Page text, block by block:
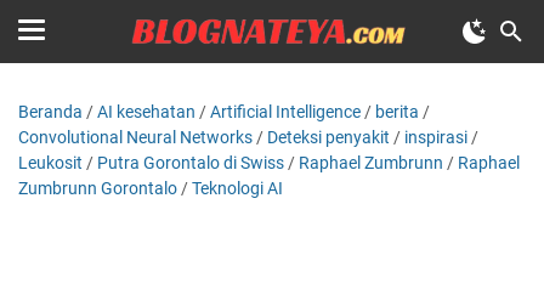
Beranda /AI kesehatan /Artificial Intelligence / berita /
Convolutional Neural Networks / Deteksi penyakit / inspirasi /
Leukosit / Putra Gorontalo di Swiss / Raphael Zumbrunn / Raphael
Zumbrunn Gorontalo /Teknologi AI